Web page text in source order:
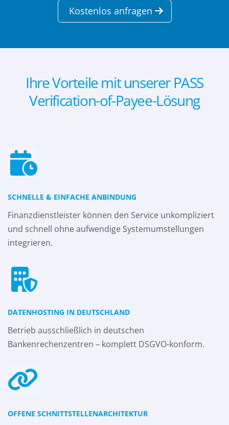
Kostenlos anfragen
Ihre Vorteile mit unserer PASS
Verification-of-Payee-Lösung
SCHNELLE & EINFACHE ANBINDUNG
Finanzdienstleister können den Service unkompliziert
und schnell ohne aufwendige Systemumstellungen
integrieren.
DATENHOSTING IN DEUTSCHLAND
Betrieb ausschließlich in deutschen
Bankenrechenzentren – komplett DSGVO-konform.
OFFENE SCHNITTSTELLENARCHITEKTUR